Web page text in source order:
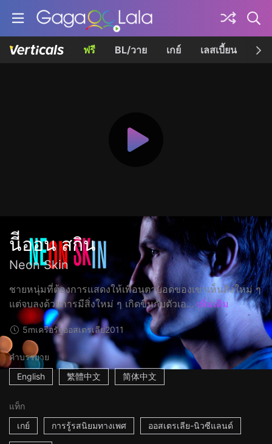
ฟรี BL/วาย เกย์ เลสเบี้ยน เค
นีีออน สกิน
Neon Skin
ชายหนุ่มที่ต้องการแสดงให้เพื่อนตาบอดของเขาเห็นสิ่งใหม่ ๆ
แต่จบลงด้วยการมีสิ่งใหม่ ๆ เกิดขึ้นกับตัวเอ... เพิ่มเติม
5mเครือรัฐออสเตรเลีย2011
คำบรรยาย
English
繁體中文 简体中文
แท็ก
เกย์
การรู้รสนิยมทางเพศ ออสเตรเลีย-นิวซีแลนด์